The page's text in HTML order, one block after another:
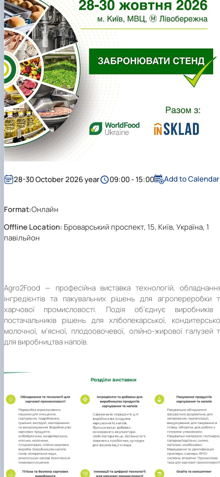
Agro2Food — професійна виставка технологій,
інгредієнтів та пакувальних рішень для агропереробки
харчової промисловості. Подія об'єднує виробників
постачальників рішень для хлібопекарської,
молочної, м’ясної, плодоовочевої, олійно-жирової галузей
для виробництва напоїв.
28-30 October 2026 year 09:00 - 15:00 Add to Calendar
Format:Онлайн
Offline Location: Броварський проспект, 15, Київ, Україна, 1
павільйон